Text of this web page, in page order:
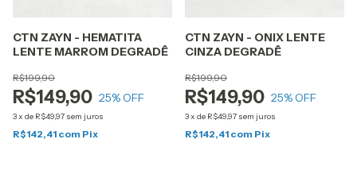
CTN ZAYN - HEMATITA
LENTE MARROM DEGRADÊ
R$149,90
R$199,90
25% OFF
3x de R$49,97 sem juros
R$142,41 com Pix
CTN ZAYN - ONIX LENTE
CINZA DEGRADÊ
R$149,90
R$199,90
25% OFF
3x de R$49,97 sem juros
R$142,41 com Pix